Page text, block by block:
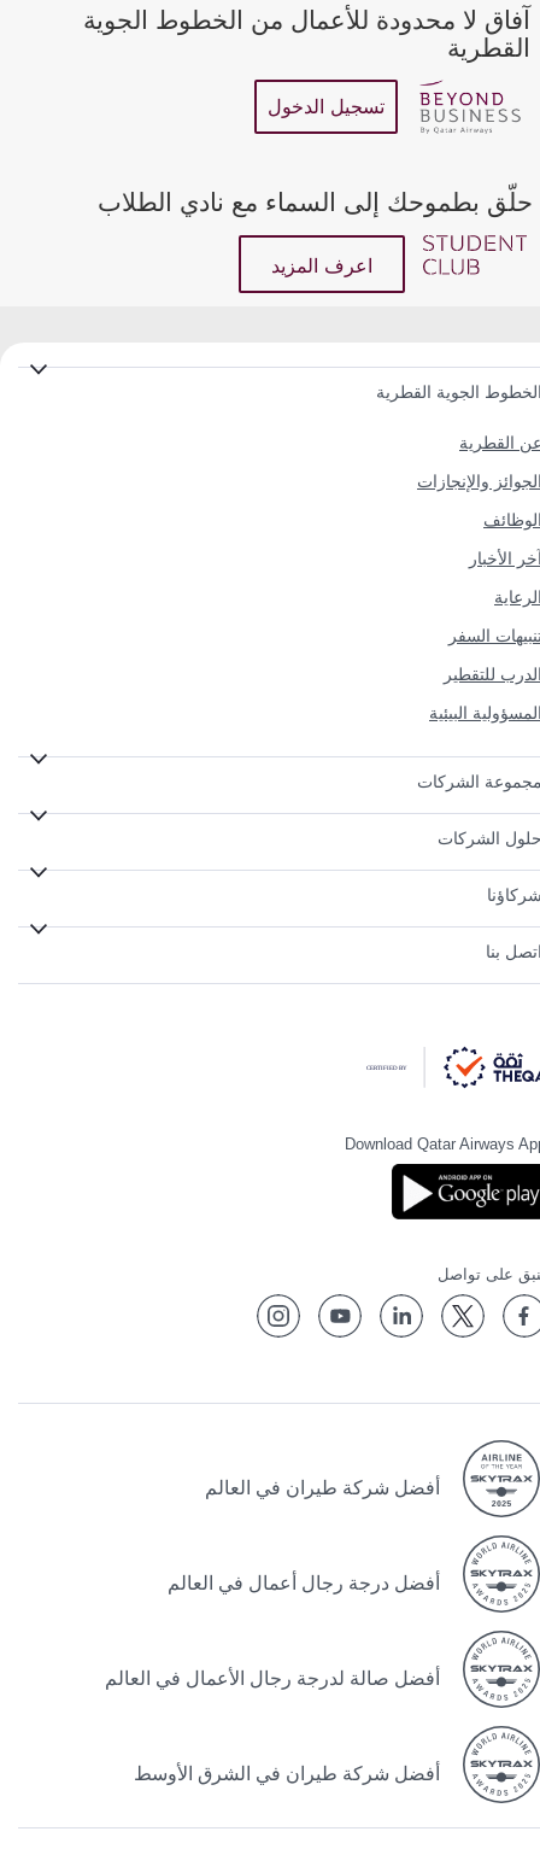
تأكيد كلمة المرور عرض
آفاق لا محدودة للأعمال من الخطوط الجوية
القطرية
تسجيل الدخول
حلّق بطموحك إلى السماء مع نادي الطلاب
اعرف المزيد
الجوية القطرية
القطرية
والإنجازات
الأخبار
السفر
للتقطير
البيئية
الشركات
الشركات
بنا
Download Qatar Airways
على تواصل
أفضل شركة طيران في العالم
أفضل درجة رجال أعمال في العالم
أفضل صالة لدرجة رجال الأعمال في العالم
أفضل شركة طيران في الشرق الأوسط